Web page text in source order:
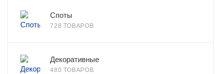
Споты
728 ТОВАРОВ
Декоративные
480 ТОВАРОВ